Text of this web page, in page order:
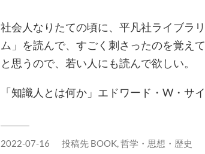
社会人なりたての頃に、平凡社ライブラ
ム」を読んで、すごく刺さったのを覚え
と思うので、若い人にも読んで欲しい。
「知識人とは何か」エドワード・W・サ
2022-07-16 投稿先 BOOK,哲学・思想・歴史